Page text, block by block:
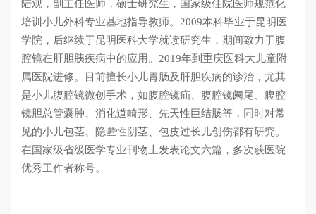
陆观，副主任医师，硕士研究生，国家级住院医师规范化
培训小儿外科专业基地指导教师。2009本科毕业于昆明医
学院，后继续于昆明医科大学就读研究生，期间致力于腹
腔镜在肝胆胰疾病中的应用。2019年到重庆医科大儿童附
属医院进修。目前擅长小儿胃肠及肝胆疾病的诊治，尤其
是小儿腹腔镜微创手术，如腹腔镜疝、腹腔镜阑尾、腹腔
镜胆总管囊肿、消化道畸形、先天性巨结肠等，同时对常
见的小儿包茎、隐匿性阴茎、包皮过长儿创伤都有研究。
在国家级省级医学专业刊物上发表论文六篇，多次获医院
优秀工作者称号。